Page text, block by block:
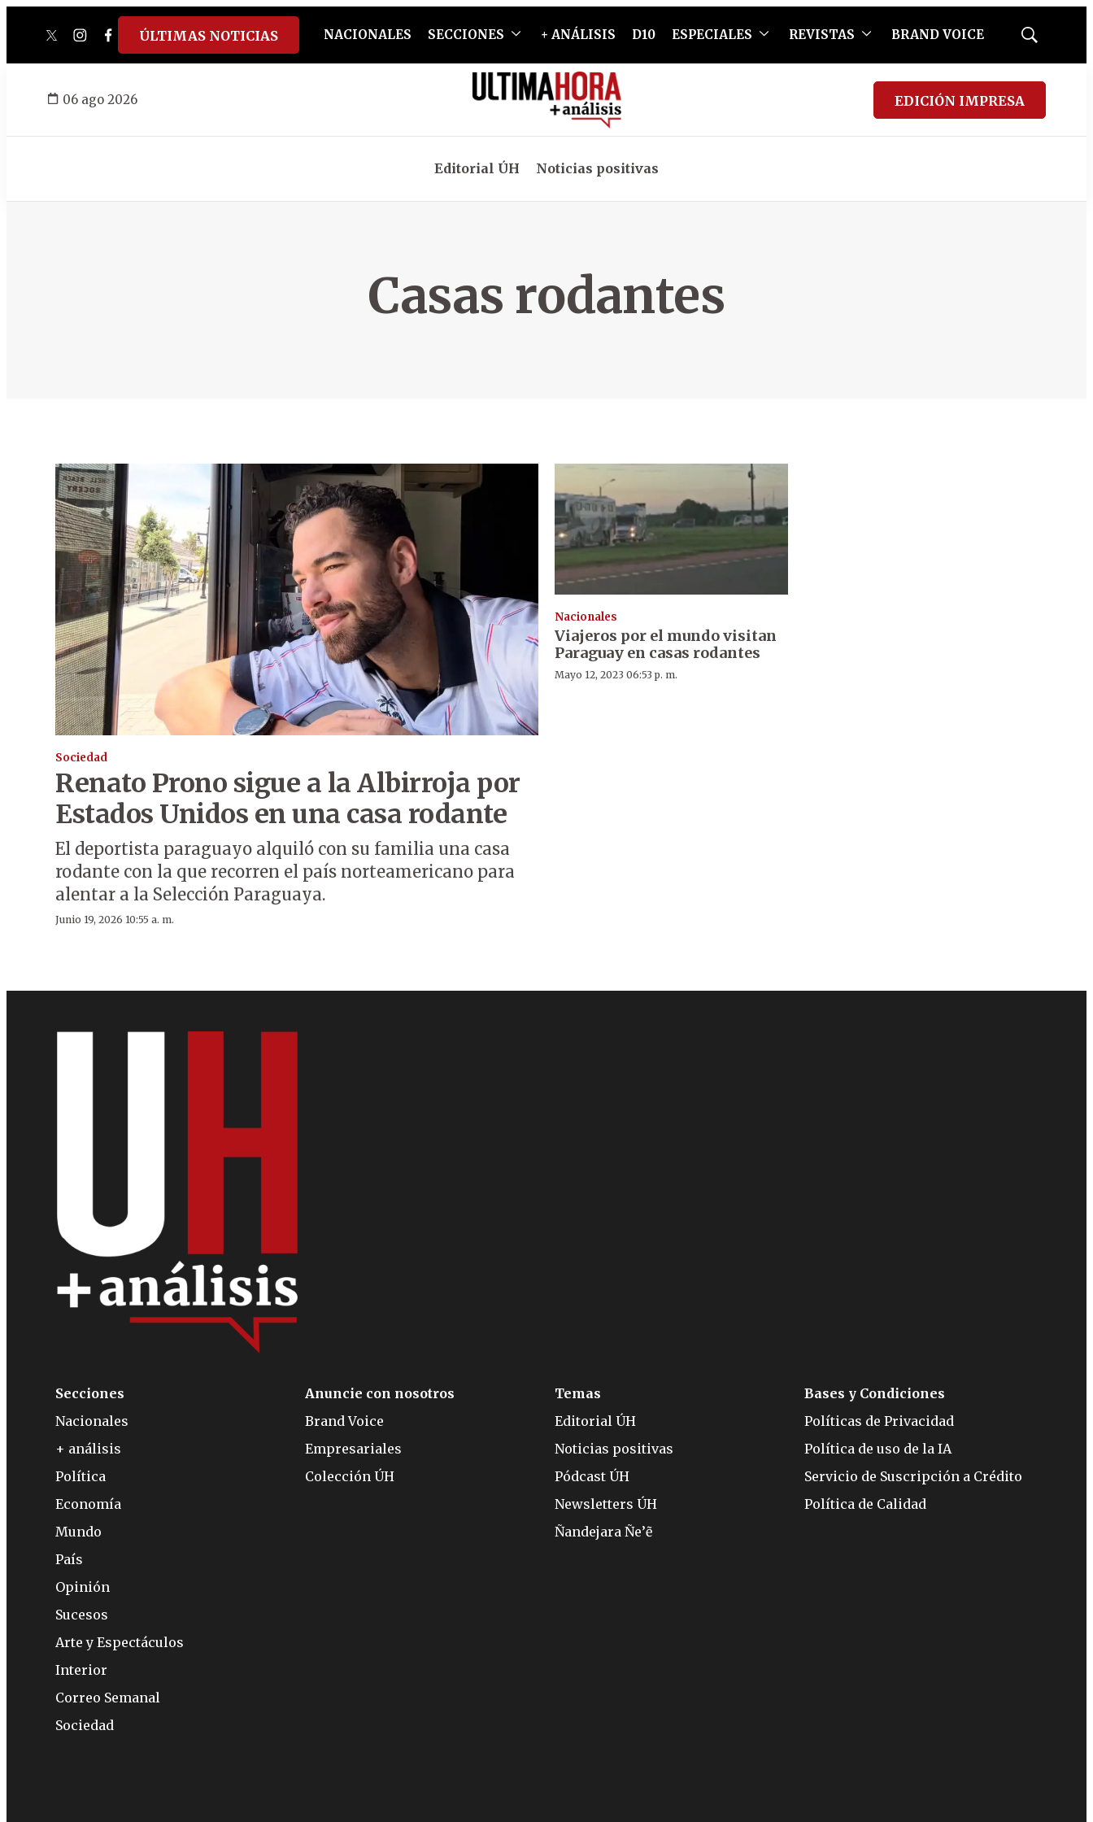
twitterinstagram
facebook
tiktokyoutube
spotify
ÚLTIMAS NOTICIAS NACIONALES SECCIONES + ANÁLISIS D10 ESPECIALES REVISTAS BRAND VOICE
Mostrar
06 ago 2026 EDICIÓN IMPRESA
Editorial ÚH Noticias positivas
Casas rodantes
Sociedad
Renato Prono sigue a la Albirroja por
Estados Unidos en una casa rodante
El deportista paraguayo alquiló con su familia una casa
rodante con la que recorren el país norteamericano para
alentar a la Selección Paraguaya.
Junio 19, 2026 10:55 a. m.
Nacionales
Viajeros por el mundo visitan
Paraguay en casas rodantes
Mayo 12, 2023 06:53 p. m.
Secciones
Nacionales
+ análisis
Política
Economía
Mundo
País
Opinión
Sucesos
Arte y Espectáculos
Interior
Correo Semanal
Sociedad
Anuncie con nosotros
Brand Voice
Empresariales
Colección ÚH
Temas
Editorial ÚH
Noticias positivas
Pódcast ÚH
Newsletters ÚH
Ñandejara Ñe’ẽ
Bases y Condiciones
Políticas de Privacidad
Política de uso de la IA
Servicio de Suscripción a Crédito
Política de Calidad